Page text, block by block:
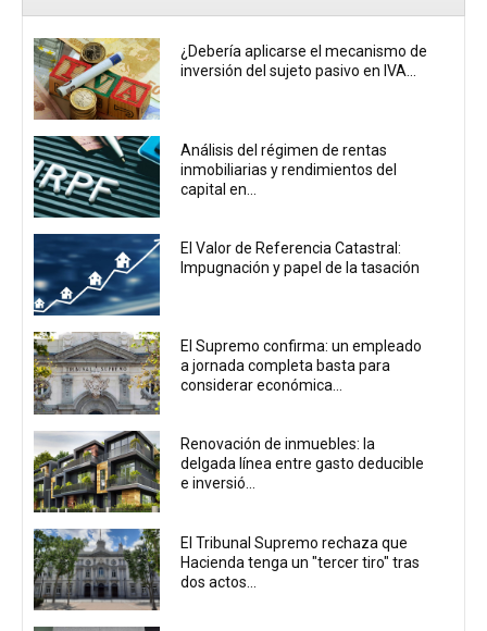
¿Debería aplicarse el mecanismo de
inversión del sujeto pasivo en IVA...
Análisis del régimen de rentas
inmobiliarias y rendimientos del
capital en...
El Valor de Referencia Catastral:
Impugnación y papel de la tasación
El Supremo confirma: un empleado
a jornada completa basta para
considerar económica...
Renovación de inmuebles: la
delgada línea entre gasto deducible
e inversió...
El Tribunal Supremo rechaza que
Hacienda tenga un "tercer tiro" tras
dos actos...